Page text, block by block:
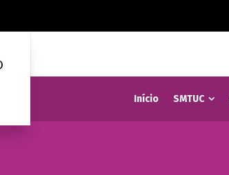
Início SMTUC